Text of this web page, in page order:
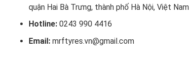
quận Hai Bà Trưng, thành phố Hà Nội, Việt Nam
Hotline: 0243 990 4416
Email: mrftyres.vn@gmail.com